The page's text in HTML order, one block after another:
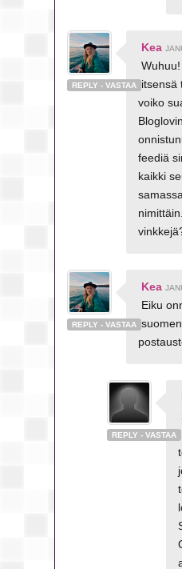
REPLY - VASTAA
Kea
itsensä
voiko
feediä
kaikki
nimittäin.
REPLY - VASTAA
Kea
Eiku
REPLY - VASTAA